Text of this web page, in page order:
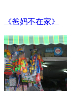
《爸妈不在家》